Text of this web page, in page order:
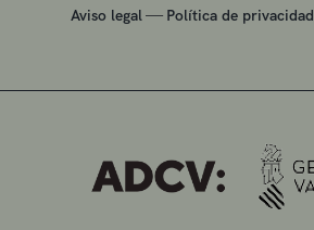
Aviso legal — Política de privacidad